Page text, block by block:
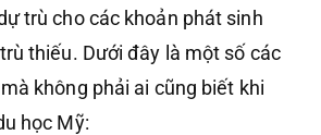
trù cho các khoản phát sinh
thiếu. Dưới đây là một số các
không phải ai cũng biết khi
học Mỹ: